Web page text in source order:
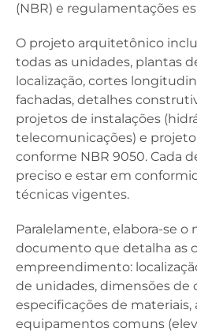
(NBR) e regulamentações
O projeto arquitetônico
todas as unidades, plantas
localização, cortes
fachadas, detalhes
projetos de instalações
telecomunicações) e
conforme NBR 9050. Cada
preciso e estar em
técnicas vigentes.
Paralelamente, elabora-se o
documento que detalha as
empreendimento:
de unidades, dimensões de
especificações de materiais,
equipamentos comuns